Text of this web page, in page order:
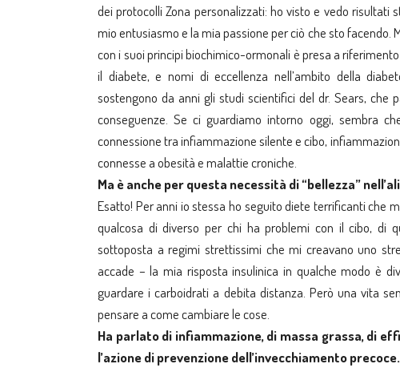
dei protocolli Zona personalizzati: ho visto e vedo
mio entusiasmo e la mia passione per ciò che sto facendo.
con i suoi principi biochimico-ormonali è presa a
il diabete, e nomi di eccellenza nell’ambito della
sostengono da anni gli studi scientifici del dr. Sears, che
conseguenze. Se ci guardiamo intorno oggi, sembra
connessione tra infiammazione silente e cibo,
connesse a obesità e malattie croniche.
Ma è anche per questa necessità di “bellezza”
Esatto! Per anni io stessa ho seguito diete terrificanti che
qualcosa di diverso per chi ha problemi con il cibo, di
sottoposta a regimi strettissimi che mi creavano uno
accade – la mia risposta insulinica in qualche modo è
guardare i carboidrati a debita distanza. Però una vita
pensare a come cambiare le cose.
Ha parlato di infiammazione, di massa grassa, di
l’azione di prevenzione dell’invecchiamento